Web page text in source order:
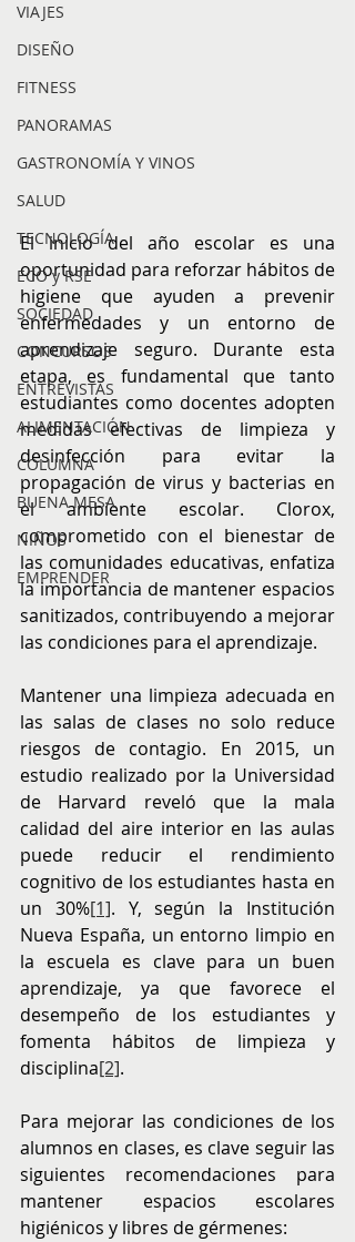
VIAJES
DISEÑO
FITNESS
PANORAMAS
GASTRONOMÍA Y VINOS
SALUD
TECNOLOGÍA
ECO y RSE
SOCIEDAD
CONCURSOS
ENTREVISTAS
ALIMENTACIÓN
COLUMNA
BUENA MESA
NIÑOS
EMPRENDER
El inicio del año escolar es una
oportunidad para reforzar hábitos de
higiene que ayuden a prevenir
enfermedades y un entorno de
aprendizaje seguro. Durante esta
etapa, es fundamental que tanto
estudiantes como docentes adopten
medidas efectivas de limpieza y
desinfección para evitar la
propagación de virus y bacterias en
el ambiente escolar. Clorox,
comprometido con el bienestar de
las comunidades educativas, enfatiza
la importancia de mantener espacios
sanitizados, contribuyendo a mejorar
las condiciones para el aprendizaje.
Mantener una limpieza adecuada en
las salas de clases no solo reduce
riesgos de contagio. En 2015, un
estudio realizado por la Universidad
de Harvard reveló que la mala
calidad del aire interior en las aulas
puede reducir el rendimiento
cognitivo de los estudiantes hasta en
un 30%[1]. Y, según la Institución
Nueva España, un entorno limpio en
la escuela es clave para un buen
aprendizaje, ya que favorece el
desempeño de los estudiantes y
fomenta hábitos de limpieza y
disciplina[2].
Para mejorar las condiciones de los
alumnos en clases, es clave seguir las
siguientes recomendaciones para
mantener espacios escolares
higiénicos y libres de gérmenes: